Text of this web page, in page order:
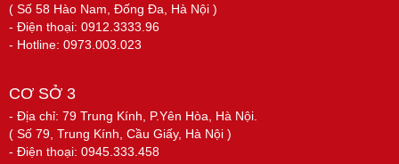
( Số 58 Hào Nam, Đống Đa, Hà Nội )
- Điện thoại: 0912.3333.96
- Hotline: 0973.003.023
CƠ SỞ 3
- Địa chỉ: 79 Trung Kính, P.Yên Hòa, Hà Nội.
( Số 79, Trung Kính, Cầu Giấy, Hà Nội )
- Điện thoại: 0945.333.458